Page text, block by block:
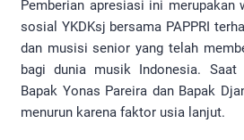
Pemberian apresiasi ini merupakan
sosial YKDKsj bersama PAPPRI
dan musisi senior yang telah
bagi dunia musik Indonesia.
Bapak Yonas Pareira dan Bapak
menurun karena faktor usia lanjut.